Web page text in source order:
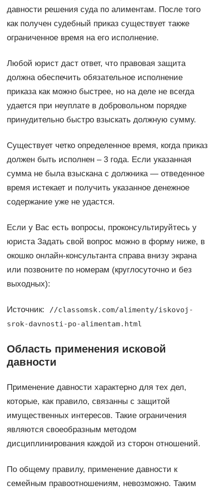
давности решения суда по алиментам. После того
как получен судебный приказ существует также
ограниченное время на его исполнение.
Любой юрист даст ответ, что правовая защита
должна обеспечить обязательное исполнение
приказа как можно быстрее, но на деле не всегда
удается при неуплате в добровольном порядке
принудительно быстро взыскать должную сумму.
Существует четко определенное время, когда приказ
должен быть исполнен – 3 года. Если указанная
сумма не была взыскана с должника — отведенное
время истекает и получить указанное денежное
содержание уже не удастся.
Если у Вас есть вопросы, проконсультируйтесь у
юриста Задать свой вопрос можно в форму ниже, в
окошко онлайн-консультанта справа внизу экрана
или позвоните по номерам (круглосуточно и без
выходных):
Источник:
//classomsk.com/alimenty/iskovoj-
srok-davnosti-po-alimentam.html
Область применения исковой
давности
Применение давности характерно для тех дел,
которые, как правило, связанны с защитой
имущественных интересов. Такие ограничения
являются своеобразным методом
дисциплинирования каждой из сторон отношений.
По общему правилу, применение давности к
семейным правоотношениям, невозможно. Таким